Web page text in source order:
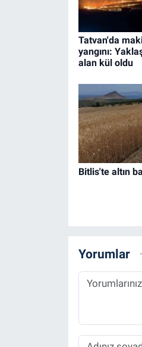
Tatvan'da
yangını:
alan kül oldu
Bitlis'te altın
Yorumlar